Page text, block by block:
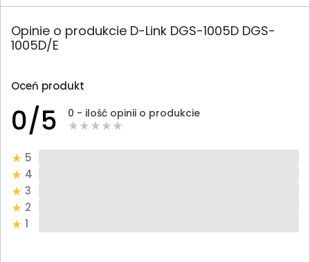
Opinie o produkcie D-Link DGS-1005D DGS-
1005D/E
Oceń produkt
0/5 0 - ilość opinii o produkcie
5
4
3
2
1